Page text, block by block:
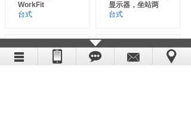
WorkFit
台式
显示器，坐站两
台式